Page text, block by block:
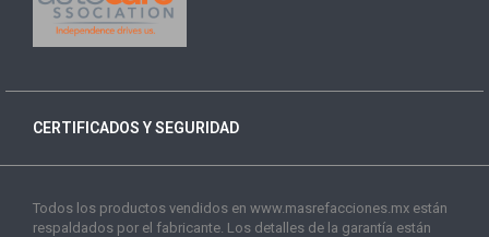
CERTIFICADOS Y SEGURIDAD
Todos los productos vendidos en www.masrefacciones.mx están
respaldados por el fabricante. Los detalles de la garantía están